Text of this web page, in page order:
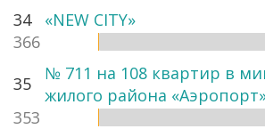
34
«NEW CITY»
366
35
№ 711 на 108 квартир в
жилого района
353